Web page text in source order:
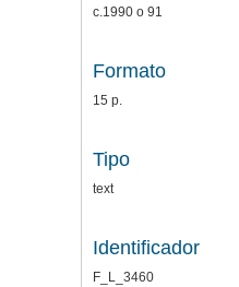
c.1990 o 91
Formato
15 p.
Tipo
text
Identificador
F_L_3460